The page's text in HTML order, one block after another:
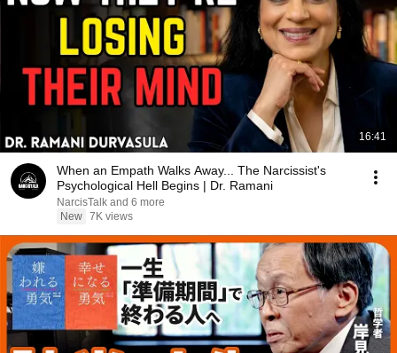
16:41
When an Empath Walks Away... The Narcissist's
Psychological Hell Begins | Dr. Ramani
NarcisTalk and 6 more
New 7K views